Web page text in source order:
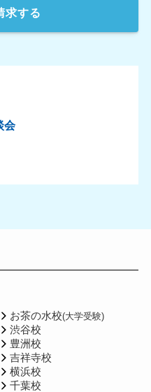
求する
会
お茶の水校(大学受験)
渋谷校
豊洲校
吉祥寺校
横浜校
千葉校